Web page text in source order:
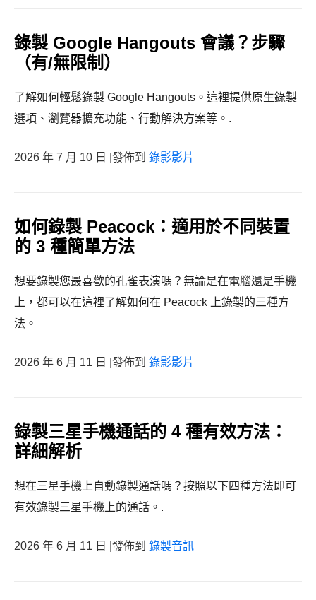
錄製 Google Hangouts 會議？步驟
（有/無限制）
了解如何輕鬆錄製 Google Hangouts。這裡提供原生錄製
選項、瀏覽器擴充功能、行動解決方案等。.
2026 年 7 月 10 日 |發佈到 錄影影片
如何錄製 Peacock：適用於不同裝置
的 3 種簡單方法
想要錄製您最喜歡的孔雀表演嗎？無論是在電腦還是手機
上，都可以在這裡了解如何在 Peacock 上錄製的三種方
法。
2026 年 6 月 11 日 |發佈到 錄影影片
錄製三星手機通話的 4 種有效方法：
詳細解析
想在三星手機上自動錄製通話嗎？按照以下四種方法即可
有效錄製三星手機上的通話。.
2026 年 6 月 11 日 |發佈到 錄製音訊